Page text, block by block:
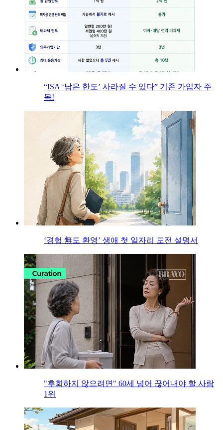
“ISA ‘남은 한도’ 사라질 수 있다” 기존 가입자 주
목!
‘경험 無도 환영’ 생애 첫 일자리 도전 설명서
"후회하지 않으려면" 60세 넘어 끊어내야 할 사람
1위